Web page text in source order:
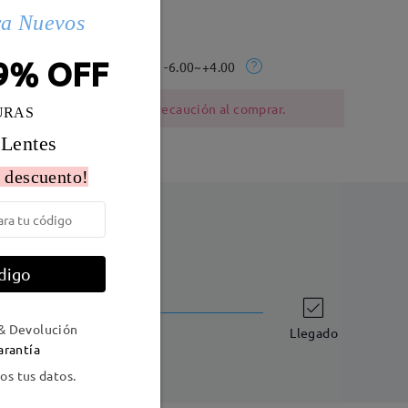
La gama Rx: -6.00~+4.00
al níquel deben tener precaución al comprar.
7 días laborales Llegado
Nuevos
OFF
descuento!
Devolución
tus datos.